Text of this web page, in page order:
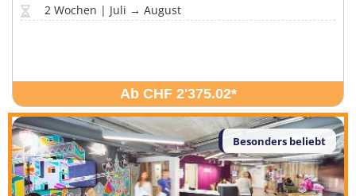
2 Wochen | Juli → August
Ab CHF 2'375.02*
Besonders beliebt